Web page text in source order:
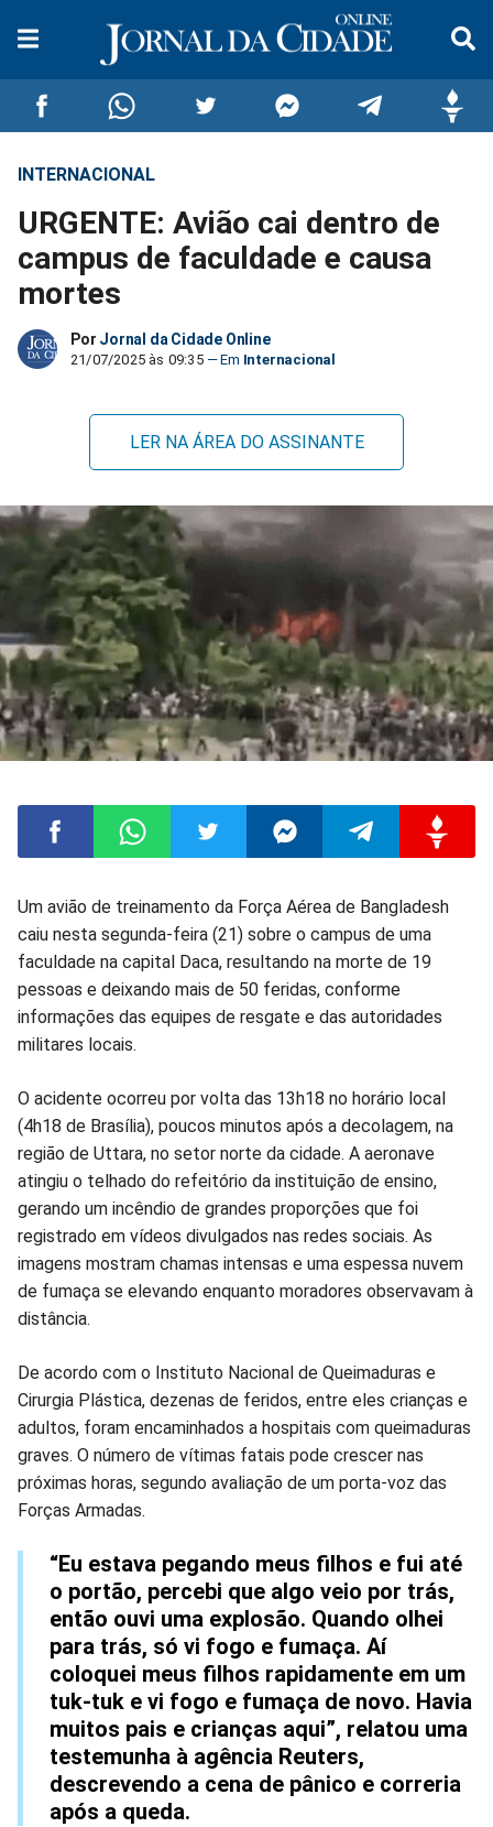
Compartilhar
no
Facebook
Compartilhar
no
Whatsapp
no
no
no
no
INTERNACIONAL
URGENTE: Avião cai dentro de
campus de faculdade e causa
mortes
Por Jornal da Cidade Online
21/07/2025 às 09:35 Internacional
LER NA ÁREA DO ASSINANTE
Compartilhar
no
Facebook
Compartilhar
no
Whatsapp
Compartilhar
no
Twitter
Compartilhar
no
Messenger
Compartilhar
no
Telegram
no
Gettr
Um avião de treinamento da Força Aérea de Bangladesh
caiu nesta segunda-feira (21) sobre o campus de uma
faculdade na capital Daca, resultando na morte de 19
pessoas e deixando mais de 50 feridas, conforme
informações das equipes de resgate e das autoridades
militares locais.
O acidente ocorreu por volta das 13h18 no horário local
(4h18 de Brasília), poucos minutos após a decolagem, na
região de Uttara, no setor norte da cidade. A aeronave
atingiu o telhado do refeitório da instituição de ensino,
gerando um incêndio de grandes proporções que foi
registrado em vídeos divulgados nas redes sociais. As
imagens mostram chamas intensas e uma espessa nuvem
de fumaça se elevando enquanto moradores observavam à
distância.
De acordo com o Instituto Nacional de Queimaduras e
Cirurgia Plástica, dezenas de feridos, entre eles crianças e
adultos, foram encaminhados a hospitais com queimaduras
graves. O número de vítimas fatais pode crescer nas
próximas horas, segundo avaliação de um porta-voz das
Forças Armadas.
“Eu estava pegando meus filhos e fui até
o portão, percebi que algo veio por trás,
então ouvi uma explosão. Quando olhei
para trás, só vi fogo e fumaça. Aí
coloquei meus filhos rapidamente em um
tuk-tuk e vi fogo e fumaça de novo. Havia
muitos pais e crianças aqui”, relatou uma
testemunha à agência Reuters,
descrevendo a cena de pânico e correria
após a queda.